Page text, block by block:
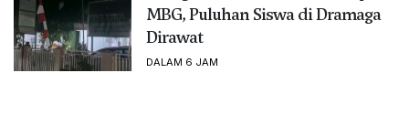
MBG, Puluhan Siswa di Dramaga
Dirawat
DALAM 6 JAM